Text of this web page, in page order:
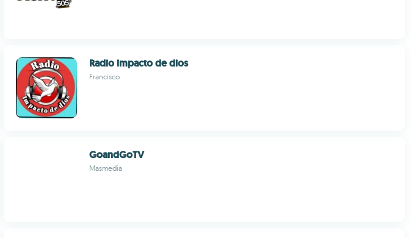
Radio impacto de dios
Francisco
GoandGoTV
Masmedia